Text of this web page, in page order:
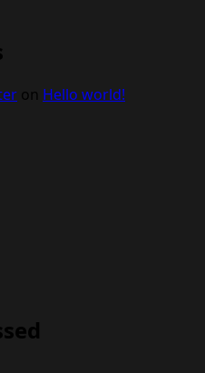
on Hello world!